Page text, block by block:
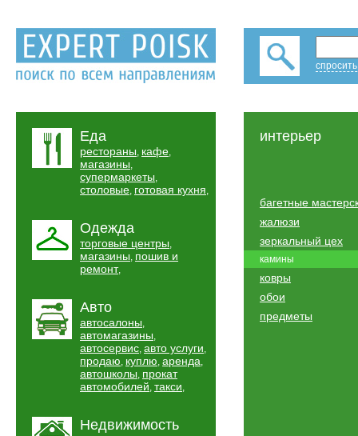
Еда
рестораны, кафе,
магазины,
супермаркеты,
столовые, готовая кухня,
Одежда
торговые центры,
магазины, пошив и
ремонт,
Авто
автосалоны,
автомагазины,
автосервис, авто услуги,
продаю, куплю, аренда,
автошколы, прокат
автомобилей, такси,
Недвижимость
интерьер
багетные
жалюзи
зеркальный цех
камины
ковры
обои
предметы